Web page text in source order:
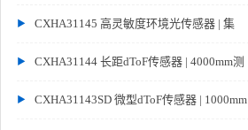
CXHA31145 高灵敏度环境光传感器 | 集
CXHA31144 长距dToF传感器 | 4000mm测
CXHA31143SD 微型dToF传感器 | 1000mm